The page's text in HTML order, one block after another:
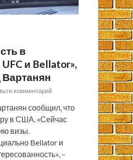
в
и Bellator»,
комментарий
сообщил, что
в США. «Сейчас
визы.
Bellator и
–